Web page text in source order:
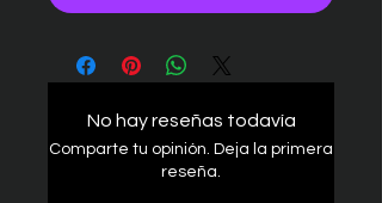
No hay reseñas todavía
Comparte tu opinión. Deja la primera
reseña.